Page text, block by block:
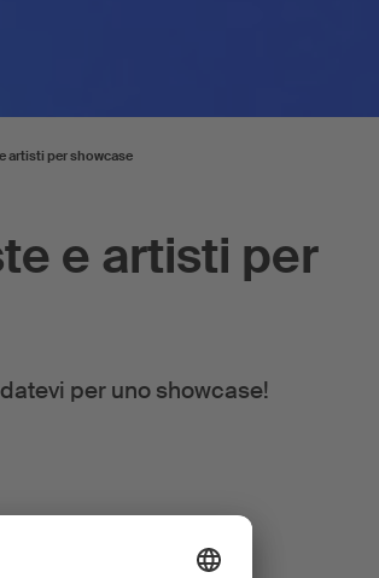
e artisti per
per uno showcase!
artisti per showcase